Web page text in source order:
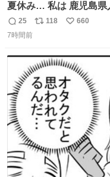
夏休み… 私は 鹿児島県人ですが 幼い頃は 夏休みになると
母の郷… 山梨へ遊びに行くの
ヶ月近く泊まって … … 今の私は 医療従事者 お盆休み？ﾅﾆ
景 淡い記憶 そ
返
信
25
リ
ト
数
118
い
数
660
7時間前